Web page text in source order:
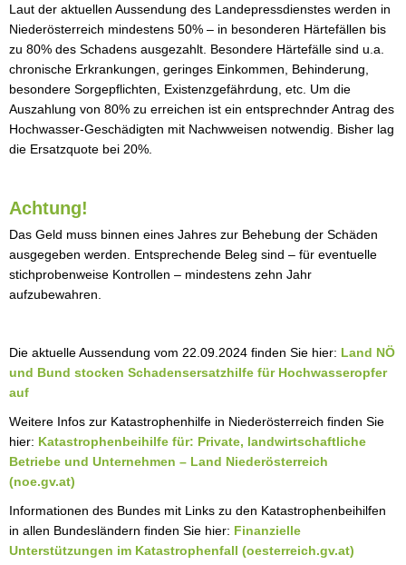
Laut der aktuellen Aussendung des Landepressdienstes werden in
Niederösterreich mindestens 50% – in besonderen Härtefällen bis
zu 80% des Schadens ausgezahlt. Besondere Härtefälle sind u.a.
chronische Erkrankungen, geringes Einkommen, Behinderung,
besondere Sorgepflichten, Existenzgefährdung, etc. Um die
Auszahlung von 80% zu erreichen ist ein entsprechnder Antrag des
Hochwasser-Geschädigten mit Nachwweisen notwendig. Bisher lag
die Ersatzquote bei 20%.
Achtung!
Das Geld muss binnen eines Jahres zur Behebung der Schäden
ausgegeben werden. Entsprechende Beleg sind – für eventuelle
stichprobenweise Kontrollen – mindestens zehn Jahr
aufzubewahren.
Die aktuelle Aussendung vom 22.09.2024 finden Sie hier: Land NÖ
und Bund stocken Schadensersatzhilfe für Hochwasseropfer
auf
Weitere Infos zur Katastrophenhilfe in Niederösterreich finden Sie
hier: Katastrophenbeihilfe für: Private, landwirtschaftliche
Betriebe und Unternehmen – Land Niederösterreich
(noe.gv.at)
Informationen des Bundes mit Links zu den Katastrophenbeihilfen
in allen Bundesländern finden Sie hier: Finanzielle
Unterstützungen im Katastrophenfall (oesterreich.gv.at)